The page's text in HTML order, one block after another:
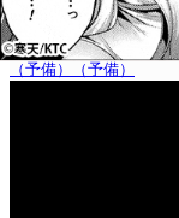
（予備） （予備）